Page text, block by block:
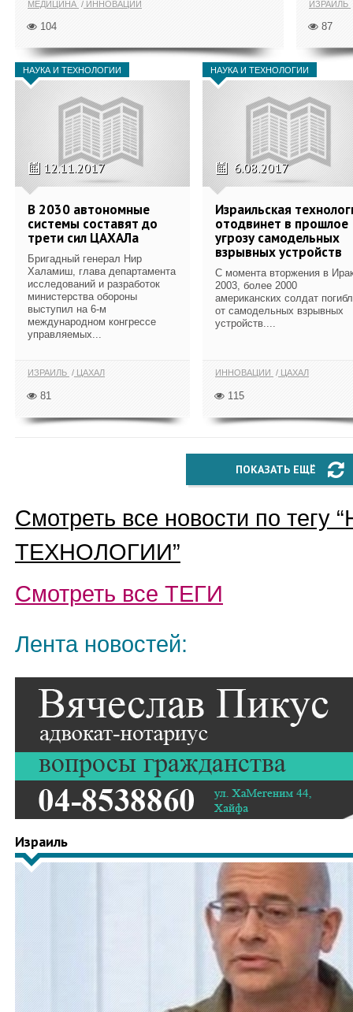
МЕДИЦИНА ИННОВАЦИИ
104
ИЗРАИЛЬ
87
НАУКА И ТЕХНОЛОГИИ
12.11.2017
В 2030 автономные
системы составят до
трети сил ЦАХАЛа
Бригадный генерал Нир
Халамиш, глава департамента
исследований и разработок
министерства обороны
выступил на 6-м
международном конгрессе
управляемых...
ИЗРАИЛЬ ЦАХАЛ
81
НАУКА И ТЕХНОЛОГИИ
6.08.2017
Израильская
отодвинет в прошлое
угрозу самодельных
взрывных устройств
С момента вторжения в
2003, более 2000
американских солдат
от самодельных взрывных
устройств....
ИННОВАЦИИ ЦАХАЛ
115
ПОКАЗАТЬ ЕЩЁ
Смотреть все новости по тегу “
ТЕХНОЛОГИИ”
Смотреть все ТЕГИ
Лента новостей:
Израиль